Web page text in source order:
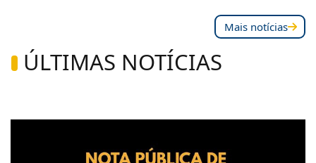
Mais notícias
ÚLTIMAS NOTÍCIAS